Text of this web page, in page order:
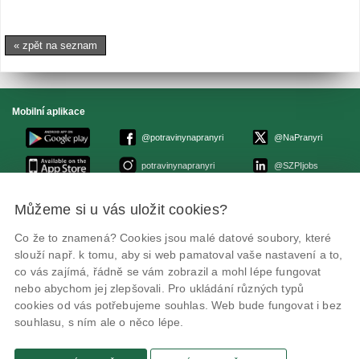
« zpět na seznam
Mobilní aplikace
@potravinynapranyri
potravinynapranyri
@NaPranyri
@SZPIjobs
© Státní zemědělská a potravinářská inspekce 2026
ID datové schránky: avraiqg
IČO: 75014149, DIČ: CZ75014149
Zásady ochrany soukromí
Nastavení cookies
Můžeme si u vás uložit cookies?
Co že to znamená? Cookies jsou malé datové soubory, které
slouží např. k tomu, aby si web pamatoval vaše nastavení a to,
co vás zajímá, řádně se vám zobrazil a mohl lépe fungovat
nebo abychom jej zlepšovali. Pro ukládání různých typů
cookies od vás potřebujeme souhlas. Web bude fungovat i bez
souhlasu, s ním ale o něco lépe.